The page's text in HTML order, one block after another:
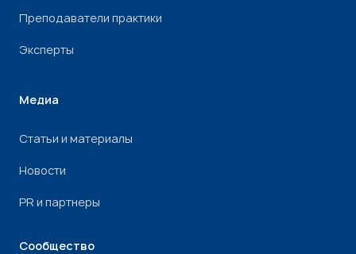
Преподаватели практики
Эксперты
Медиа
Статьи и материалы
Новости
PR и партнеры
Сообщество